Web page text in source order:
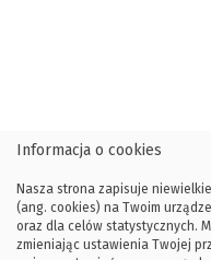
Informacja o cookies
Nasza strona zapisuje
(ang. cookies) na Twoim
oraz dla celów statystycznych.
zmieniając ustawienia Twojej